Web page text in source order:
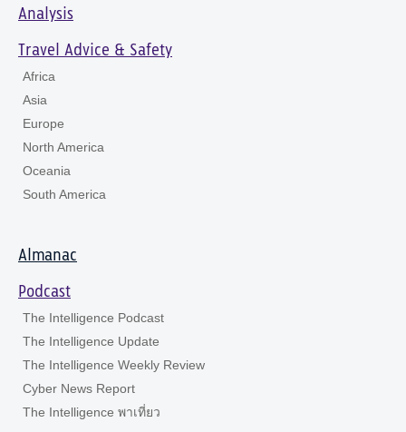
Analysis
Travel Advice & Safety
Africa
Asia
Europe
North America
Oceania
South America
Almanac
Podcast
The Intelligence Podcast
The Intelligence Update
The Intelligence Weekly Review
Cyber News Report
The Intelligence พาเที่ยว